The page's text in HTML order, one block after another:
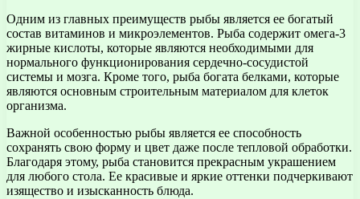
Одним из главных преимуществ рыбы является ее богатый
состав витаминов и микроэлементов. Рыба содержит омега-3
жирные кислоты, которые являются необходимыми для
нормального функционирования сердечно-сосудистой
системы и мозга. Кроме того, рыба богата белками, которые
являются основным строительным материалом для клеток
организма.
Важной особенностью рыбы является ее способность
сохранять свою форму и цвет даже после тепловой обработки.
Благодаря этому, рыба становится прекрасным украшением
для любого стола. Ее красивые и яркие оттенки подчеркивают
изящество и изысканность блюда.